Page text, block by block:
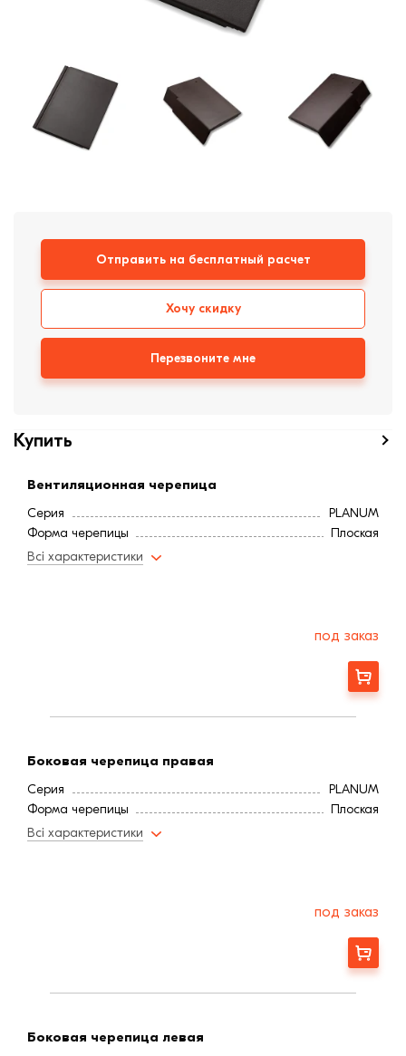
Ступени, крыльцо
Строительные
смеси
Отправить на бесплатный расчет
Хочу скидку
Перезвоните мне
Купить
Вентиляционная черепица
Серия
PLANUM
Форма черепицы
Плоская
Всі характеристики
под заказ
Заказать
Боковая черепица правая
Серия
PLANUM
Форма черепицы
Плоская
Всі характеристики
под заказ
Заказать
Боковая черепица левая